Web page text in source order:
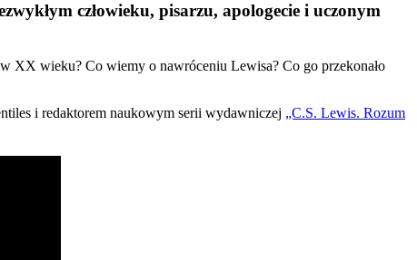
człowieku, pisarzu, apologecie i uczonym
XX wieku? Co wiemy o nawróceniu Lewisa? Co go przekonało
i redaktorem naukowym serii wydawniczej „C.S. Lewis. Rozum